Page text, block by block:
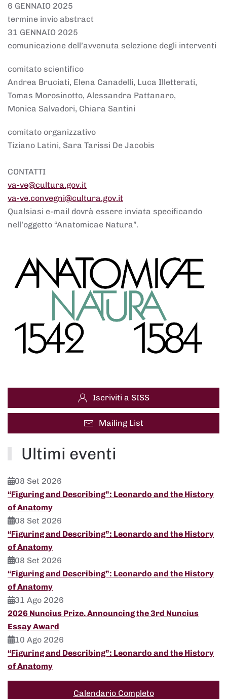
6 GENNAIO 2025
termine invio abstract
31 GENNAIO 2025
comunicazione dell’avvenuta selezione degli interventi
comitato scientifico
Andrea Bruciati, Elena Canadelli, Luca Illetterati,
Tomas Morosinotto, Alessandra Pattanaro,
Monica Salvadori, Chiara Santini
comitato organizzativo
Tiziano Latini, Sara Tarissi De Jacobis
CONTATTI
va-ve@cultura.gov.it
va-ve.convegni@cultura.gov.it
Qualsiasi e-mail dovrà essere inviata specificando
nell’oggetto “Anatomicae Natura”.
Iscriviti a SISS
Mailing List
Ultimi eventi
08 Set 2026
“Figuring and Describing”: Leonardo and the History
of Anatomy
08 Set 2026
“Figuring and Describing”: Leonardo and the History
of Anatomy
08 Set 2026
“Figuring and Describing”: Leonardo and the History
of Anatomy
31 Ago 2026
2026 Nuncius Prize. Announcing the 3rd Nuncius
Essay Award
10 Ago 2026
“Figuring and Describing”: Leonardo and the History
of Anatomy
Calendario Completo